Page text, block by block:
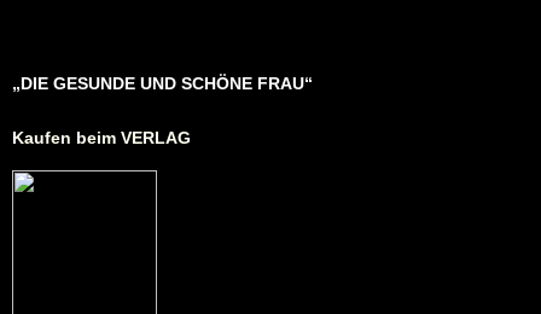
„DIE GESUNDE UND SCHÖNE FRAU“
Kaufen beim VERLAG